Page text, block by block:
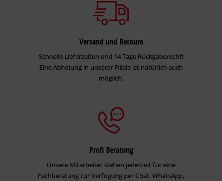
Versand und Retoure
Schnelle Lieferzeiten und 14 Tage Rückgaberecht!
Eine Abholung in unserer Filiale ist natürlich auch
möglich.
Profi Beratung
Unsere Mitarbeiter stehen jederzeit für eine
Fachberatung zur Verfügung per Chat, WhatsApp,